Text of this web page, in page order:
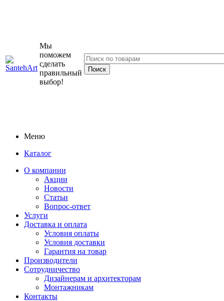
Мы
поможем
сделать
правильный
выбор!
Меню
Каталог
О компании
Акции
Новости
Статьи
Вопрос-ответ
Услуги
Доставка и оплата
Условия оплаты
Условия доставки
Гарантия на товар
Производители
Сотрудничество
Дизайнерам и архитекторам
Монтажникам
Контакты